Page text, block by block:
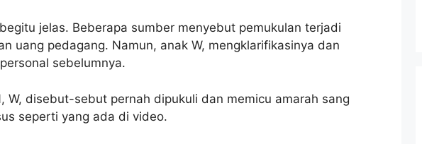
jelas. Beberapa sumber menyebut pemukulan terjadi
uang pedagang. Namun, anak W, mengklarifikasinya dan
sebelumnya.
W, disebut-sebut pernah dipukuli dan memicu amarah sang
seperti yang ada di video.